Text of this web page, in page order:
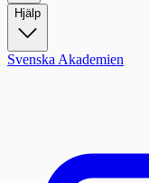
Hjälp
Svenska Akademien